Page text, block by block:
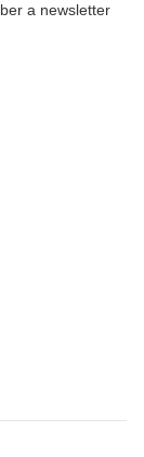
a newsletter